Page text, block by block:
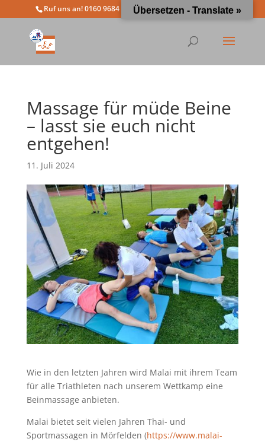
Ruf uns an! 0160 9684 4963 info@moewathlon.de
Massage für müde Beine
– lasst sie euch nicht
entgehen!
11. Juli 2024
Wie in den letzten Jahren wird Malai mit ihrem Team
für alle Triathleten nach unserem Wettkamp eine
Beinmassage anbieten.
Malai bietet seit vielen Jahren Thai- und
Sportmassagen in Mörfelden (https://www.malai-
Übersetzen - Translate »